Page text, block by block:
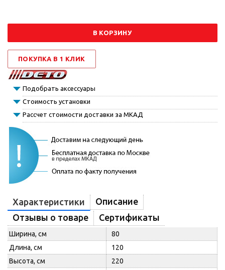
В КОРЗИНУ
ПОКУПКА В 1 КЛИК
Подобрать аксессуары
Стоимость установки
Рассчет стоимости доставки за МКАД
Характеристики
Описание
Отзывы о товаре
Сертификаты
Ширина, см
80
Длина, см
120
Высота, см
220